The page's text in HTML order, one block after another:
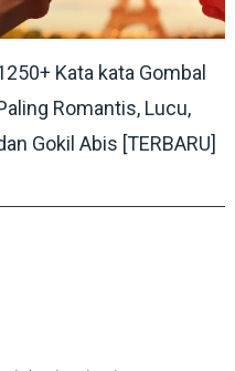
Kata kata Gombal
Romantis, Lucu,
Gokil Abis [TERBARU]